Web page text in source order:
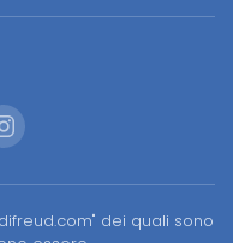
dei quali sono